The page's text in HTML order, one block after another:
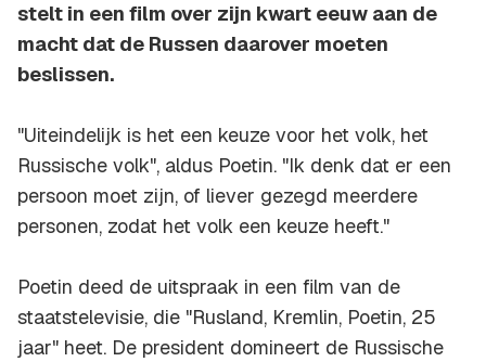
stelt in een film over zijn kwart eeuw aan de
macht dat de Russen daarover moeten
beslissen.
"Uiteindelijk is het een keuze voor het volk, het
Russische volk", aldus Poetin. "Ik denk dat er een
persoon moet zijn, of liever gezegd meerdere
personen, zodat het volk een keuze heeft."
Poetin deed de uitspraak in een film van de
staatstelevisie, die "Rusland, Kremlin, Poetin, 25
jaar" heet. De president domineert de Russische